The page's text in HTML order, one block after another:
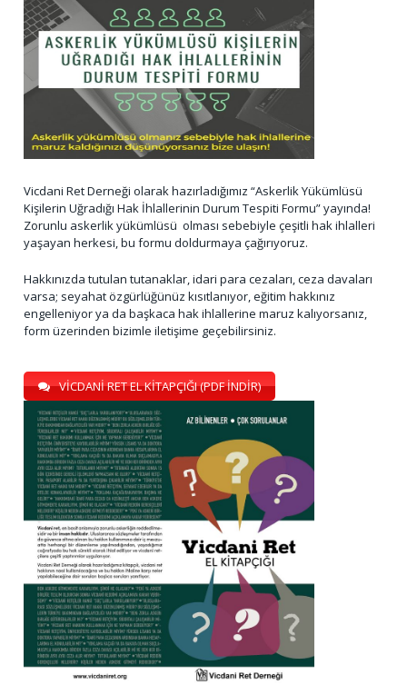
Vicdani Ret Derneği olarak hazırladığımız “Askerlik Yükümlüsü
Kişilerin Uğradığı Hak İhlallerinin Durum Tespiti Formu” yayında!
Zorunlu askerlik yükümlüsü olması sebebiyle çeşitli hak ihlalleri
yaşayan herkesi, bu formu doldurmaya çağırıyoruz.
Hakkınızda tutulan tutanaklar, idari para cezaları, ceza davaları
varsa; seyahat özgürlüğünüz kısıtlanıyor, eğitim hakkınız
engelleniyor ya da başkaca hak ihlallerine maruz kalıyorsanız,
form üzerinden bizimle iletişime geçebilirsiniz.
VİCDANİ RET EL KİTAPÇIĞI (PDF İNDİR)